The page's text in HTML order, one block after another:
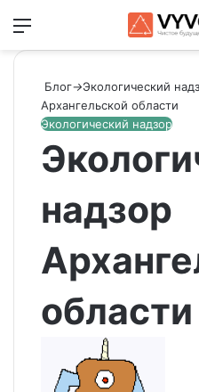
Меню
Блог→Экологический
Архангельской области
Экологический надзор
надзор
области